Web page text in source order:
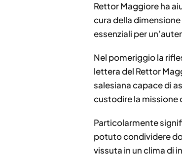
Rettor Maggiore ha
cura della
essenziali per
Nel pomeriggio la
lettera del Rettor
salesiana capace di
custodire la missione
Particolarmente
potuto condividere
vissuta in un clima di